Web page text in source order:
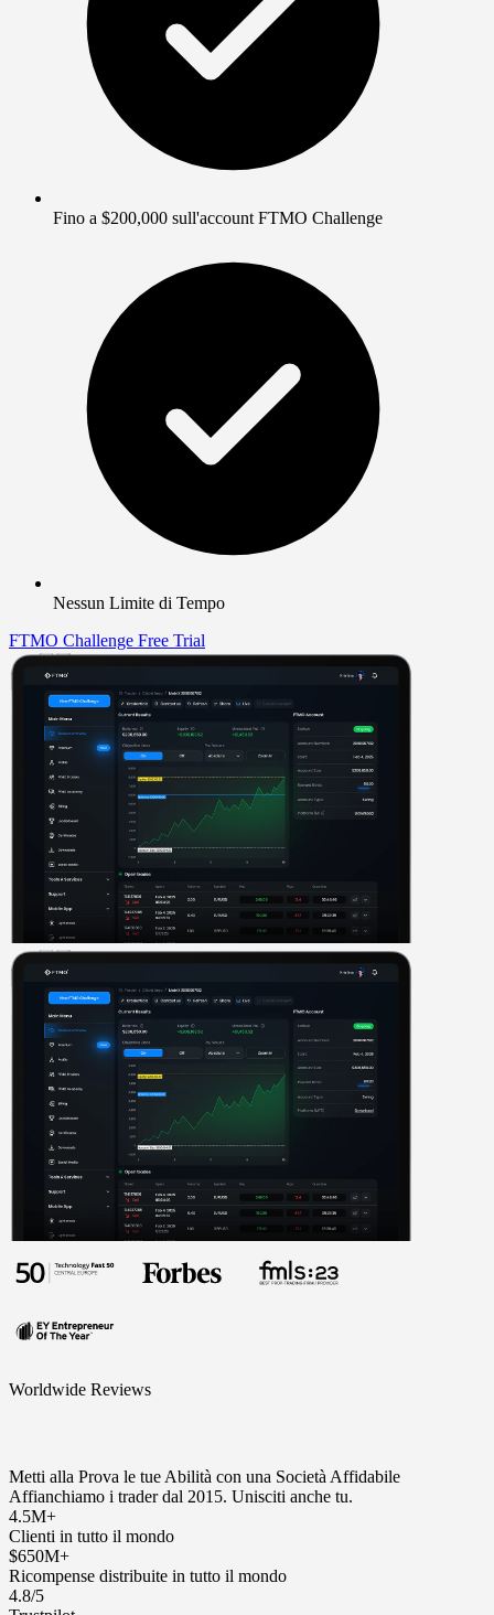
Fino a $200,000 sull'account FTMO Challenge
Nessun Limite di Tempo
FTMO Challenge Free Trial
Worldwide Reviews
Metti alla Prova le tue Abilità con una Società Affidabile
Affianchiamo i trader dal 2015. Unisciti anche tu.
4.5M+
Clienti in tutto il mondo
$650M+
Ricompense distribuite in tutto il mondo
4.8/5